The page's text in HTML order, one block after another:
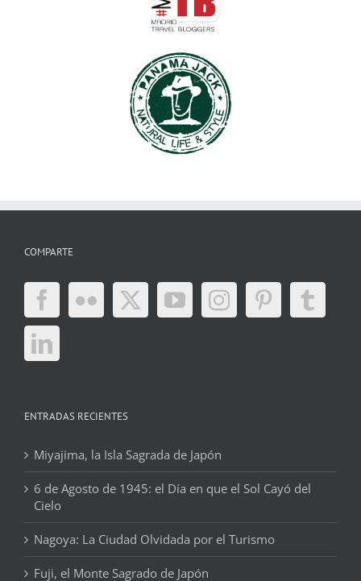
COMPARTE
ENTRADAS RECIENTES
Miyajima, la Isla Sagrada de Japón
6 de Agosto de 1945: el Día en que el Sol Cayó del
Cielo
Nagoya: La Ciudad Olvidada por el Turismo
Fuji, el Monte Sagrado de Japón